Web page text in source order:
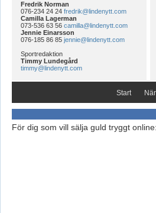
Fredrik Norman
076-234 24 24 fredrik@lindenytt.com
Camilla Lagerman
073-536 63 56 camilla@lindenytt.com
Jennie Einarsson
076-185 86 85 jennie@lindenytt.com
Sportredaktion
Timmy Lundegård
timmy@lindenytt.com
Start
För dig som vill sälja guld tryggt online: